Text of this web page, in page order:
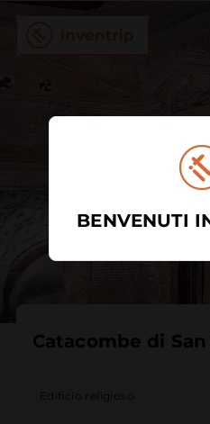
Catacombe di
Edificio religioso
BENVENUTI